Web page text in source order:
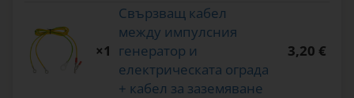
×1
Свързващ кабел
между импулсния
генератор и
електрическата ограда
+ кабел за заземяване
3,20 €